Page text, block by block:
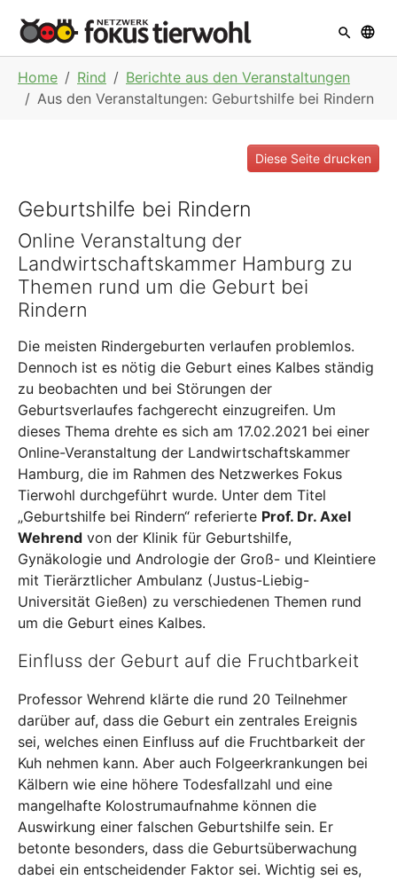
Home Rind
Berichte aus den Veranstaltungen
Aus den Veranstaltungen: Geburtshilfe bei Rindern
Diese Seite drucken
Geburtshilfe bei Rindern
Online Veranstaltung der
Landwirtschaftskammer Hamburg zu
Themen rund um die Geburt bei
Rindern
Die meisten Rindergeburten verlaufen problemlos.
Dennoch ist es nötig die Geburt eines Kalbes ständig
zu beobachten und bei Störungen der
Geburtsverlaufes fachgerecht einzugreifen. Um
dieses Thema drehte es sich am 17.02.2021 bei einer
Online-Veranstaltung der Landwirtschaftskammer
Hamburg, die im Rahmen des Netzwerkes Fokus
Tierwohl durchgeführt wurde. Unter dem Titel
„Geburtshilfe bei Rindern“ referierte Prof. Dr. Axel
Wehrend von der Klinik für Geburtshilfe,
Gynäkologie und Andrologie der Groß- und Kleintiere
mit Tierärztlicher Ambulanz (Justus-Liebig-
Universität Gießen) zu verschiedenen Themen rund
um die Geburt eines Kalbes.
Einfluss der Geburt auf die Fruchtbarkeit
Professor Wehrend klärte die rund 20 Teilnehmer
darüber auf, dass die Geburt ein zentrales Ereignis
sei, welches einen Einfluss auf die Fruchtbarkeit der
Kuh nehmen kann. Aber auch Folgeerkrankungen bei
Kälbern wie eine höhere Todesfallzahl und eine
mangelhafte Kolostrumaufnahme können die
Auswirkung einer falschen Geburtshilfe sein. Er
betonte besonders, dass die Geburtsüberwachung
dabei ein entscheidender Faktor sei. Wichtig sei es,